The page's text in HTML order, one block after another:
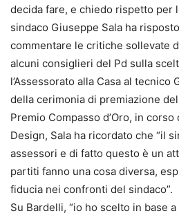
decida fare, e chiedo rispetto per
sindaco Giuseppe Sala ha
commentare le critiche sollevate
alcuni consiglieri del Pd sulla
l’Assessorato alla Casa al tecnico
della cerimonia di premiazione
Premio Compasso d’Oro, in corso
Design, Sala ha ricordato che “il
assessori e di fatto questo è un
partiti fanno una cosa diversa,
fiducia nei confronti del sindaco”.
Su Bardelli, “io ho scelto in base